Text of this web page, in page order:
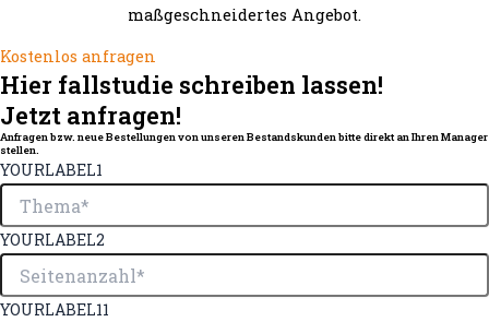
maßgeschneidertes Angebot.
Kostenlos anfragen
Hier fallstudie schreiben lassen!
Jetzt anfragen!
Anfragen bzw. neue Bestellungen von unseren Bestandskunden bitte direkt an Ihren Manager
stellen.
YOURLABEL1
YOURLABEL2
YOURLABEL11